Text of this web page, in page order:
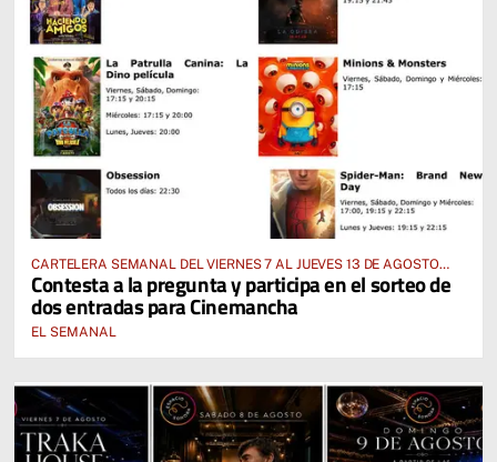
CARTELERA SEMANAL DEL VIERNES 7 AL JUEVES 13 DE AGOSTO
2026
Contesta a la pregunta y participa en el sorteo de
dos entradas para Cinemancha
EL SEMANAL